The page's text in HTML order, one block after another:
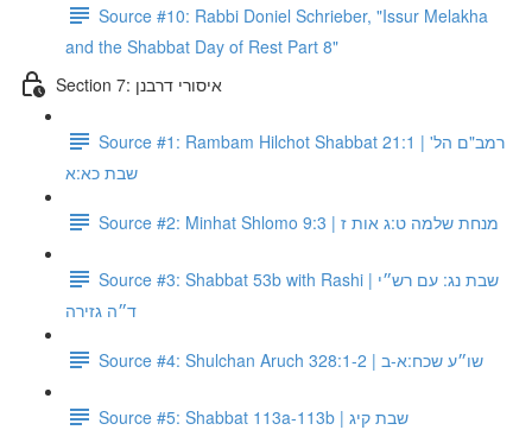
Source #10: Rabbi Doniel Schrieber, "Issur Melakha
and the Shabbat Day of Rest Part 8"
Section 7: איסורי דרבנן
Source #1: Rambam Hilchot Shabbat 21:1 | רמב"ם הל'
שבת כא:א
Source #2: Minhat Shlomo 9:3 | מנחת שלמה ט:ג אות ז
Source #3: Shabbat 53b with Rashi | שבת נג: עם רש״י
ד״ה גזירה
Source #4: Shulchan Aruch 328:1-2 | שו״ע שכח:א-ב
Source #5: Shabbat 113a-113b | שבת קיג